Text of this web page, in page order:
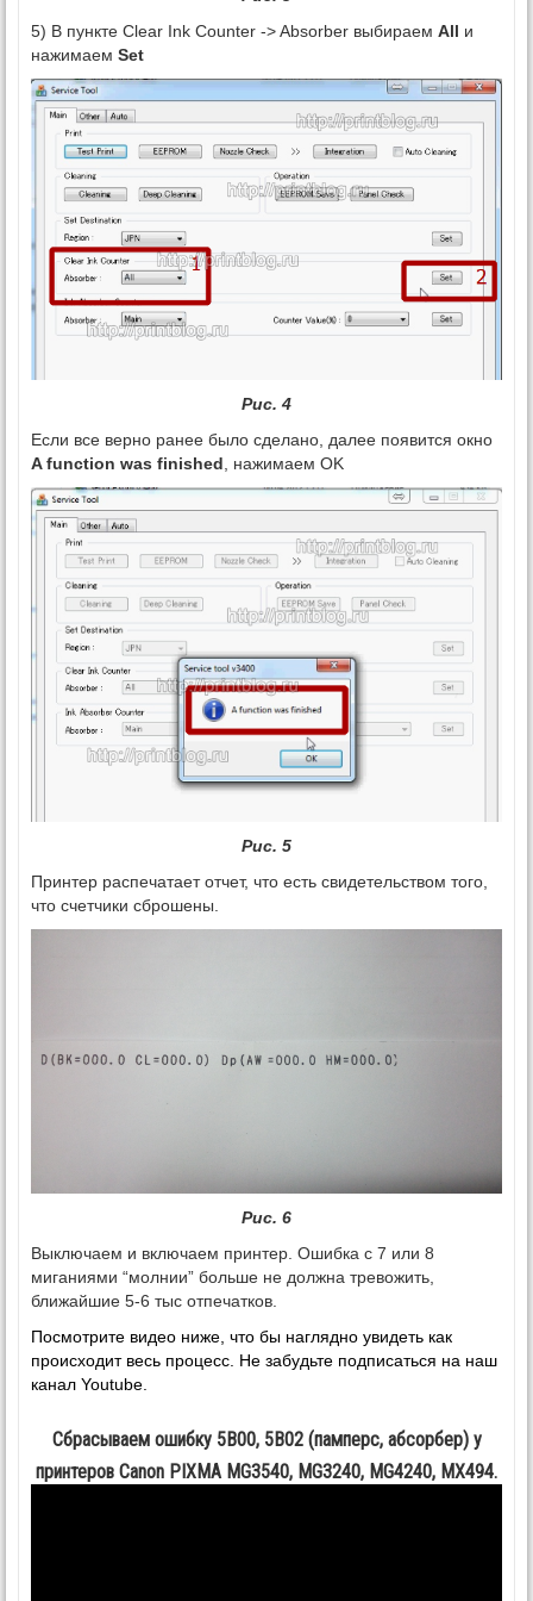
5) В пункте Clear Ink Counter -> Absorber выбираем All и
нажимаем Set
Рис. 4
Если все верно ранее было сделано, далее появится окно
A function was finished , нажимаем OK
Рис. 5
Принтер распечатает отчет, что есть свидетельством того,
что счетчики сброшены.
Рис. 6
Выключаем и включаем принтер. Ошибка с 7 или 8
миганиями “молнии” больше не должна тревожить,
ближайшие 5-6 тыс отпечатков.
Посмотрите видео ниже, что бы наглядно увидеть как
происходит весь процесс. Не забудьте подписаться на наш
канал Youtube.
Сбрасываем ошибку 5B00, 5B02 (памперс, абсорбер) у
принтеров Canon PIXMA MG3540, MG3240, MG4240, MX494.